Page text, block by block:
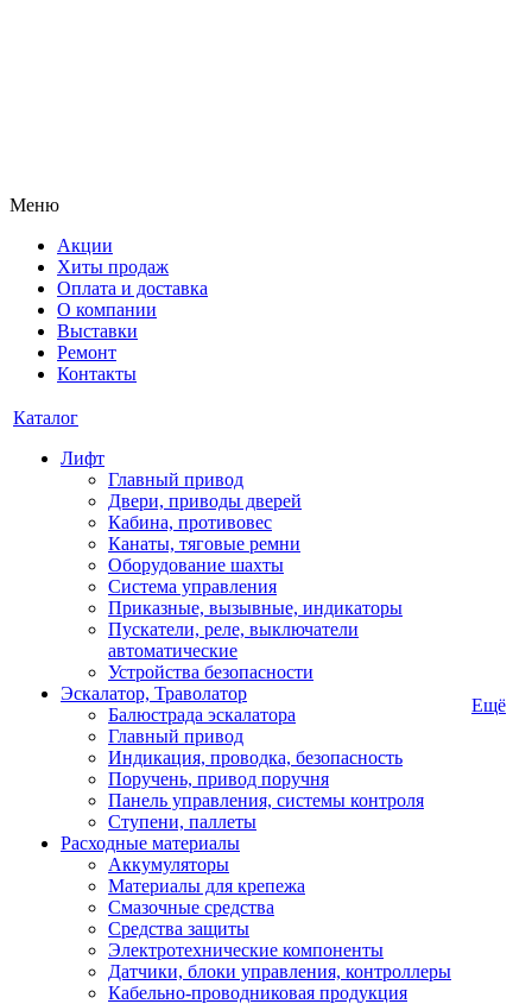
Меню
Акции
Хиты продаж
Оплата и доставка
О компании
Выставки
Ремонт
Контакты
Каталог
Лифт
Главный привод
Двери, приводы дверей
Кабина, противовес
Канаты, тяговые ремни
Оборудование шахты
Система управления
Приказные, вызывные, индикаторы
Пускатели, реле, выключатели
автоматические
Устройства безопасности
Эскалатор, Траволатор
Балюстрада эскалатора
Главный привод
Индикация, проводка, безопасность
Поручень, привод поручня
Панель управления, системы контроля
Ступени, паллеты
Расходные материалы
Аккумуляторы
Материалы для крепежа
Смазочные средства
Средства защиты
Электротехнические компоненты
Датчики, блоки управления, контроллеры
Кабельно-проводниковая продукция
Ещё